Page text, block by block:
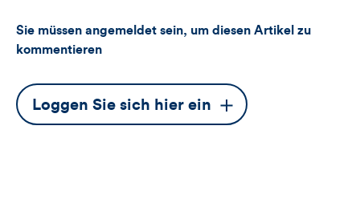
Sie müssen angemeldet sein, um diesen Artikel zu
kommentieren
Dieser
Button
Loggen Sie sich hier ein